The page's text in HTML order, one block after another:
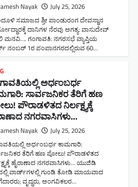
Nayak July 25, 2026
ಸಮಾಜದ ಶ್ರೀ ಪಾಂಡುರಂಗ ದೇವಸ್ಥಾನ
ದಾನಿಗಳ ನೆರವು ಅಗತ್ಯ: ವಾಸುದೇವ್
ಮನವಿ​…. ಗಂಗಾವತಿ: ​ನಗರಸಭೆ ವ್ಯಾಪ್ತಿಯ
ನಂಬರ್ 1ರ ಪಂಪಾನಗರದಲ್ಲಿರುವ 60…
ಅರ್ಧಂಬರ್ಧ
ಸಾರ್ವಜನಿಕರ ತೆರಿಗೆ ಹಣ
ಪೌರಾಡಳಿತದ ನಿರ್ಲಕ್ಷ್ಯಕ್ಕೆ
ನಗರವಾಸಿಗಳು​…
Nayak July 25, 2026
ಅರ್ಧಂಬರ್ಧ ಕಾಮಗಾರಿ:
ತೆರಿಗೆ ಹಣ ಪೋಲು! ಪೌರಾಡಳಿತದ
ಹೈರಾಣಾದ ನಗರವಾಸಿಗಳು​… ಯುಜಿಡಿ
ವಾರ್ಡ್‌ಗಳಲ್ಲಿ ಗುಂಡಿ ತೋಡಿ ಮಾಯವಾದ
ವೃದ್ಧರು, ಅಂಗವಿಕಲರ…